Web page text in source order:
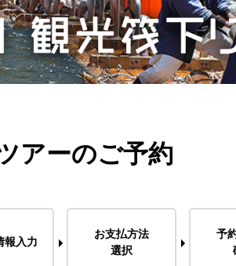
アーのご予約
報入力
お支払方法
選択
予